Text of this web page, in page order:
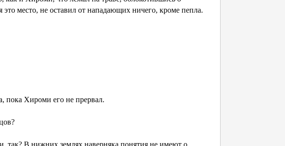
это место, не оставил от нападающих ничего, кроме пепла.
пока Хироми его не прервал.